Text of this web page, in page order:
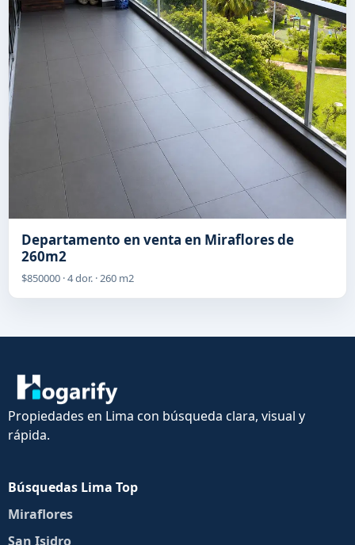
Departamento en venta en Miraflores de
260m2
$850000 · 4 dor. · 260 m2
Propiedades en Lima con búsqueda clara, visual y
rápida.
Búsquedas Lima Top
Miraflores
San Isidro